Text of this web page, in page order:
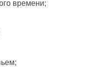
времени;